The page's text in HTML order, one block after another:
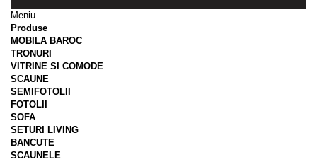
Meniu
Produse
MOBILA BAROC
TRONURI
VITRINE SI COMODE
SCAUNE
SEMIFOTOLII
FOTOLII
SOFA
SETURI LIVING
BANCUTE
SCAUNELE